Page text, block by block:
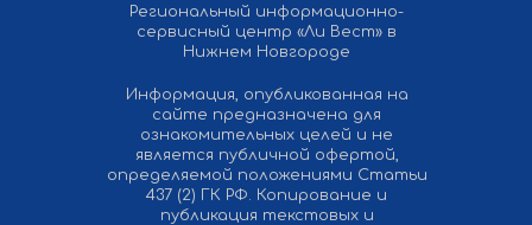
Региональный информационно-
сервисный центр «Ли Вест» в
Нижнем Новгороде
Информация, опубликованная на
сайте предназначена для
ознакомительных целей и не
является публичной офертой,
определяемой положениями Статьи
437 (2) ГК РФ. Копирование и
публикация текстовых и